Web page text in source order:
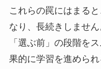
これらの罠にはまる
なり、長続きしませ
「選ぶ前」の段階を
果的に学習を進めら